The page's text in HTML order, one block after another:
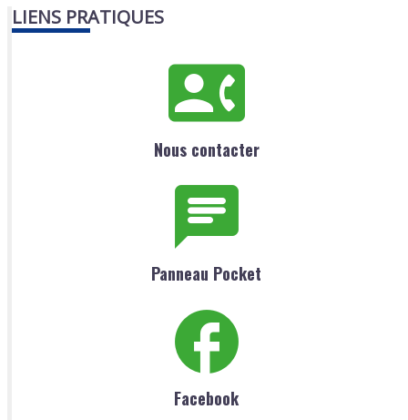
LIENS PRATIQUES
Nous contacter
Panneau Pocket
Facebook